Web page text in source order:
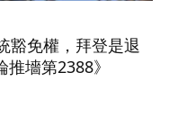
豁免權，拜登是退
墻第2388》